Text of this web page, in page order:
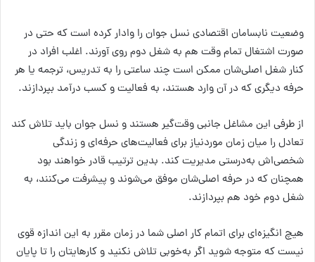
وضعیت نابسامان اقتصادی نسل جوان را وادار کرده است که حتی در
صورت اشتغال تمام وقت هم به شغل دوم روی آورند. اغلب افراد در
کنار شغل اصلی‌شان ممکن است چند ساعتی را به تدریس، ترجمه یا هر
حرفه دیگری که در آن وارد هستند، به فعالیت و کسب درآمد بپردازند.
از طرفی این مشاغل جانبی وقت‌گیر هستند و نسل جوان باید تلاش کند
تعادل را میان زمان موردنیاز برای فعالیت‌های حرفه‌ای و زندگی
شخصی‌اش به‌درستی مدیریت کند. بدین ترتیب قادر خواهند بود
همچنان که در حرفه اصلی‌شان موفق می‌شوند و پیشرفت می‌کنند، به
شغل دوم خود هم بپردازند.
هیچ انگیزه‌ای برای اتمام کار اصلی شما در زمان مقرر به این اندازه قوی
نیست که متوجه شوید اگر به‌خوبی تلاش نکنید و کارهایتان را تا پایان